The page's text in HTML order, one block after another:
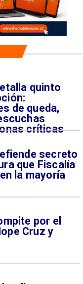
quinto
de queda,
críticas
secreto
que Fiscalía
la mayoría
por el
Cruz y